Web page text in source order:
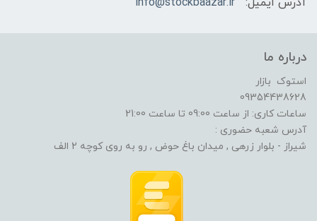
درباره ما
استوک بازار
09354438628
ساعات کاری: از ساعت 09:00 تا ساعت 21:00
آدرس شعبه حضوری :
شیراز - بلوار زرهی , میدان باغ حوض , رو به روی کوچه 2 الف